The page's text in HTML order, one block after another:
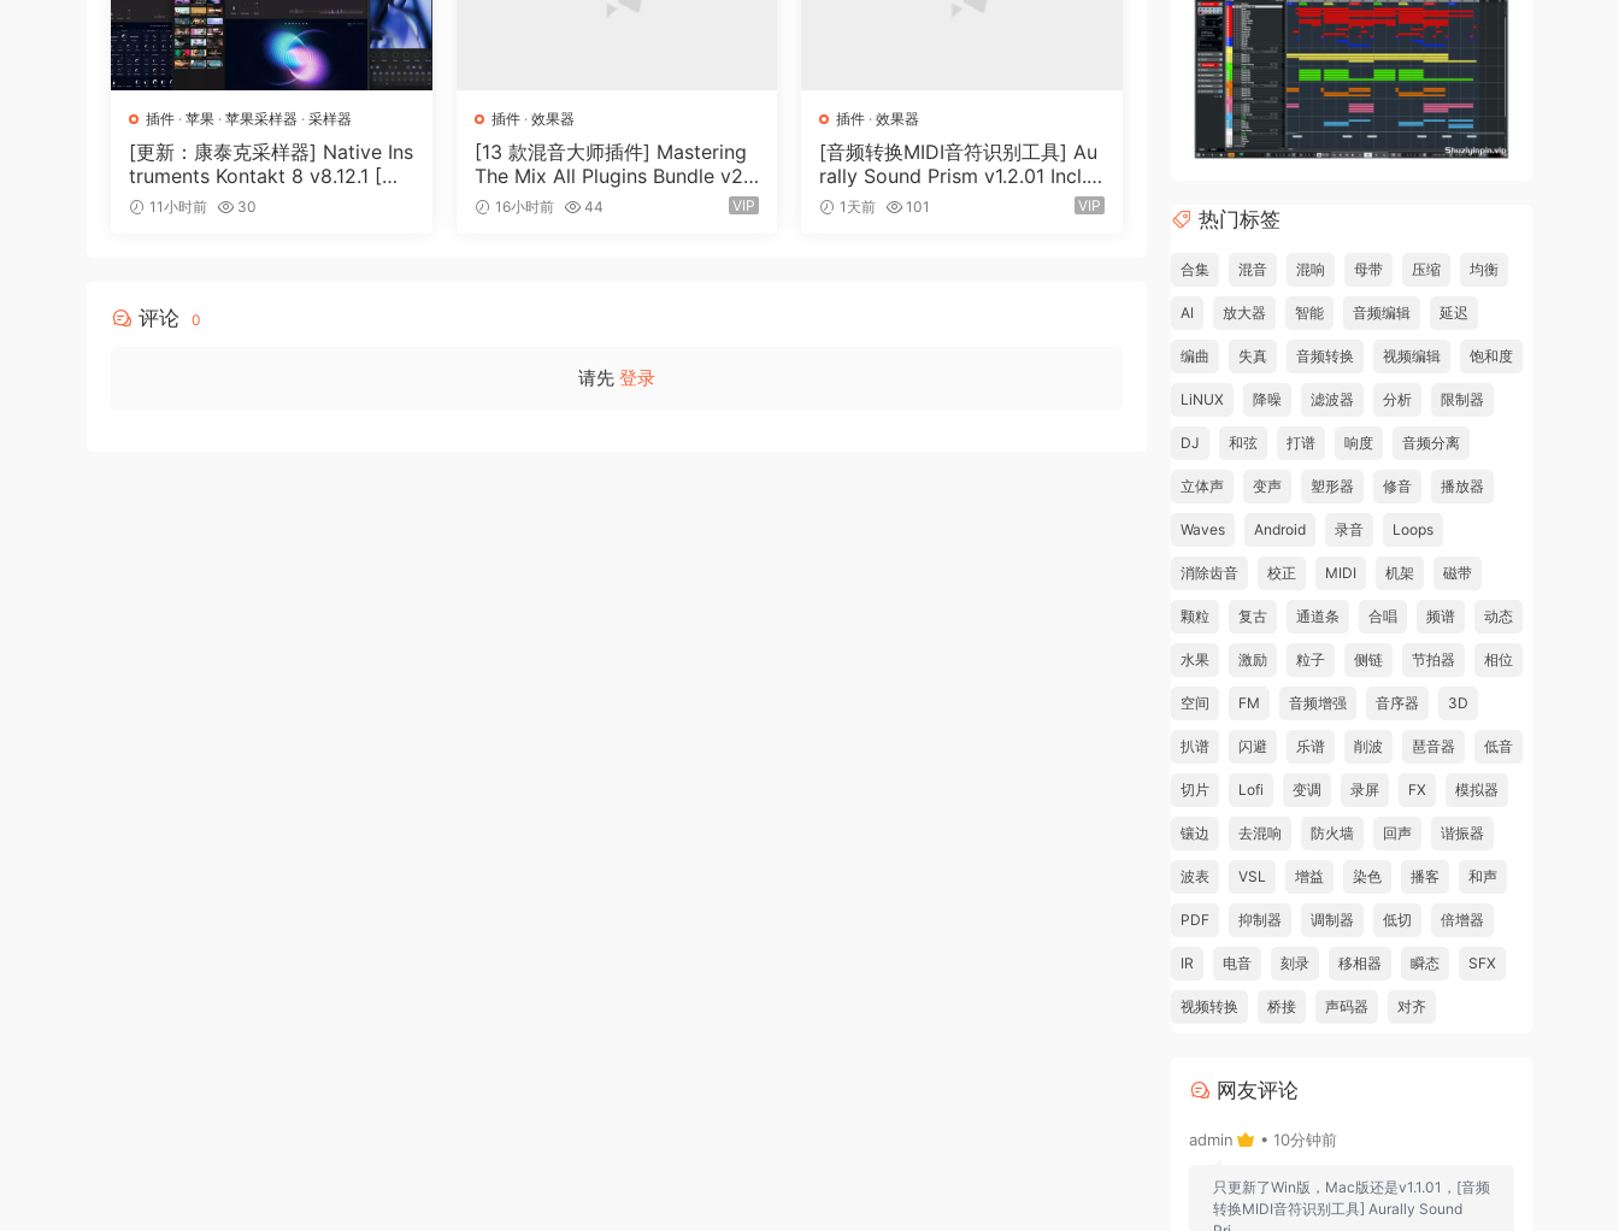
插件 · 苹果 · 苹果采样器 · 采样器
[更新：康泰克采样器] Native Ins
truments Kontakt 8 v8.12.1 [Wi
N, MacOSX]（1.2GB+）
11小时前 30
插件· 效果器
[13 款混音大师插件] Mastering
The Mix All Plugins Bundle v20
26.08.03 [WiN, MacOSX]（180
16小时前 44 VIP
插件 ·效果器
[音频转换MIDI音符识别工具] Au
rally Sound Prism v1.2.01 Incl. K
eygen-MOCHA [WiN]（166.5M
1天前 101 VIP
评论 0
请先 登录
热门标签
合集 混音 混响 母带 压缩 均衡
AI 放大器 智能 音频编辑 延迟
编曲 失真 音频转换 视频编辑 饱和度
LiNUX 降噪 滤波器 分析 限制器
DJ 和弦 打谱 响度 音频分离
立体声 变声 塑形器 修音 播放器
Waves Android 录音 Loops
消除齿音 校正 MIDI 机架 磁带
颗粒 复古 通道条 合唱 频谱 动态
水果 激励 粒子 侧链 节拍器 相位
空间 FM 音频增强 音序器 3D
扒谱 闪避 乐谱 削波 琶音器 低音
切片 Lofi 变调 录屏 FX 模拟器
镶边 去混响 防火墙 回声 谐振器
波表 VSL 增益 染色 播客 和声
PDF 抑制器 调制器 低切 倍增器
IR 电音 刻录 移相器 瞬态 SFX
视频转换 桥接 声码器 对齐
网友评论
admin • 10分钟前
只更新了Win版，Mac版还是v1.1.01，[音频
转换MIDI音符识别工具] Aurally Sound